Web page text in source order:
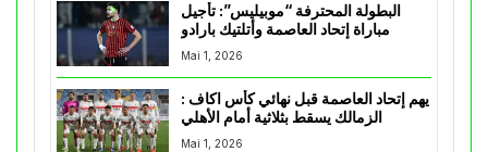
البطولة المحترفة “موبيليس”: تأجيل
مباراة إتحاد العاصمة وأتلتيك بارادو
Mai 1, 2026
يهم إتحاد العاصمة قبل نهائي كأس اكاف :
Mai 1, 2026